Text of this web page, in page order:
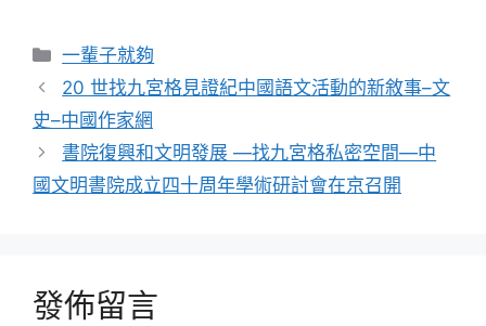
分
類
一輩子就夠
20 世找九宮格見證紀中國語文活動的新敘事–文
史–中國作家網
書院復興和文明發展 —找九宮格私密空間—中
國文明書院成立四十周年學術研討會在京召開
發佈留言